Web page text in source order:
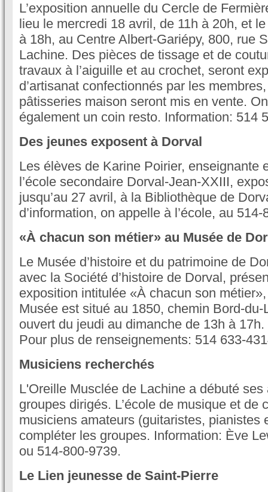
L’exposition annuelle du Cercle de
lieu le mercredi 18 avril, de 11h à 20h, et
à 18h, au Centre Albert-Gariépy, 800, rue
Lachine. Des pièces de tissage et de
travaux à l’aiguille et au crochet, seront
d’artisanat confectionnés par les
pâtisseries maison seront mis en vente.
également un coin resto. Information: 514
Des jeunes exposent à Dorval
Les élèves de Karine Poirier, enseignante
l’école secondaire Dorval-Jean-XXIII,
jusqu’au 27 avril, à la Bibliothèque de
d’information, on appelle à l’école, au 514-
«À chacun son métier» au Musée de
Le Musée d’histoire et du patrimoine de
avec la Société d’histoire de Dorval,
exposition intitulée «À chacun son
Musée est situé au 1850, chemin Bord-
ouvert du jeudi au dimanche de 13h à 17h.
Pour plus de renseignements: 514 633-
Musiciens recherchés
L'Oreille Musclée de Lachine a débuté
groupes dirigés. L’école de musique et de
musiciens amateurs (guitaristes, pianistes
compléter les groupes. Information: Ève
ou 514-800-9739.
Le Lien jeunesse de Saint-Pierre